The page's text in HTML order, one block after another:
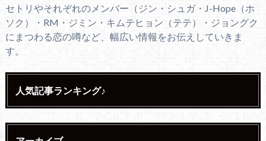
セトリやそれぞれのメンバー（ジン・シュガ・J-Hope（ホ
ソク）・RM・ジミン・キムテヒョン（テテ）・ジョングク
にまつわる恋の噂など、幅広い情報をお伝えしていきま
す。
人気記事ランキング♪